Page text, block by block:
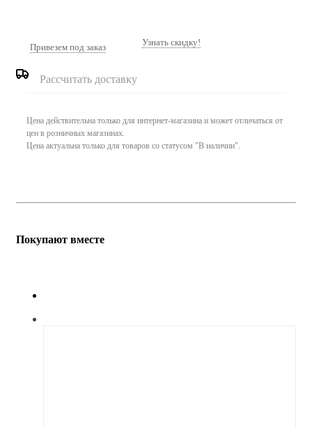
Привезем под заказ Узнать скидку!
Рассчитать доставку
Цена действительна только для интернет-магазина и может отличаться от
цен в розничных магазинах.
Цена актуальна только для товаров со статусом "В наличии".
Покупают вместе